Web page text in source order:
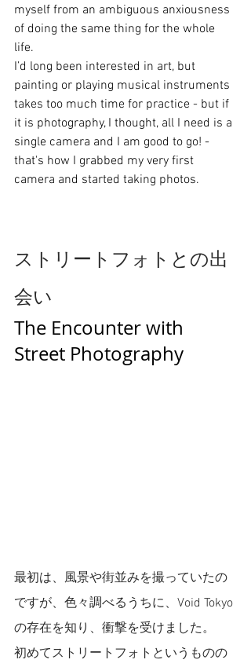
myself from an ambiguous anxiousness
of doing the same thing for the whole
life.
I’d long been interested in art, but
painting or playing musical instruments
takes too much time for practice - but if
it is photography, I thought, all I need is a
single camera and I am good to go! -
that's how I grabbed my very first
camera and started taking photos.
ストリートフォトとの出
会い
The Encounter with
Street Photography
最初は、風景や街並みを撮っていたの
ですが、色々調べるうちに、Void Tokyo
の存在を知り、衝撃を受けました。
初めてストリートフォトというものの